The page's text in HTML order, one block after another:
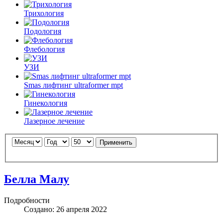
Трихология
Подология
Флебология
УЗИ
Smas лифтинг ultraformer mpt
Гинекология
Лазерное лечение
Применить
Белла Малу
Подробности
Создано: 26 апреля 2022